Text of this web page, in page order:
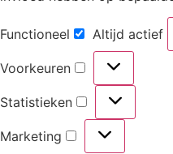
Functioneel Altijd actief
Voorkeuren
Statistieken
Marketing